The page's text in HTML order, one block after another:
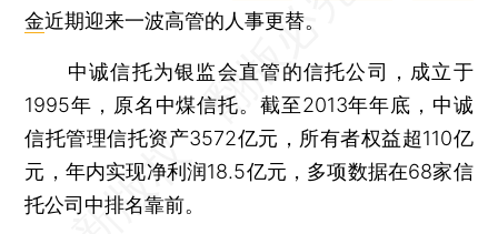
金近期迎来一波高管的人事更替。
中诚信托为银监会直管的信托公司，成立于
1995年，原名中煤信托。截至2013年年底，中诚
信托管理信托资产3572亿元，所有者权益超110亿
元，年内实现净利润18.5亿元，多项数据在68家信
托公司中排名靠前。